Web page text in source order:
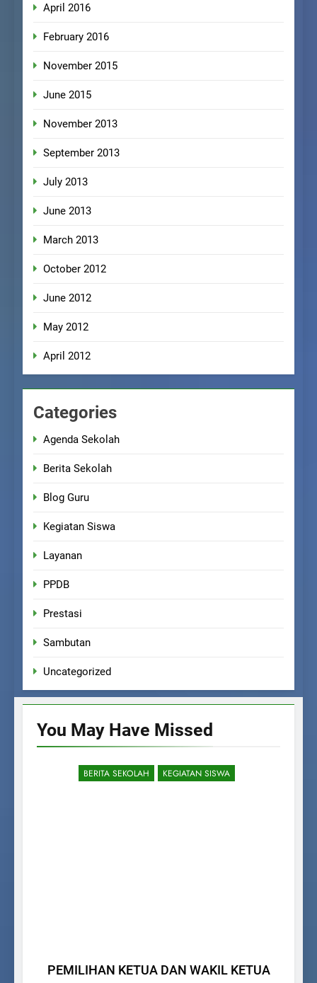
April 2016
February 2016
November 2015
June 2015
November 2013
September 2013
July 2013
June 2013
March 2013
October 2012
June 2012
May 2012
April 2012
Categories
Agenda Sekolah
Berita Sekolah
Blog Guru
Kegiatan Siswa
Layanan
PPDB
Prestasi
Sambutan
Uncategorized
You May Have Missed
BERITA SEKOLAH KEGIATAN SISWA
PEMILIHAN KETUA DAN WAKIL KETUA